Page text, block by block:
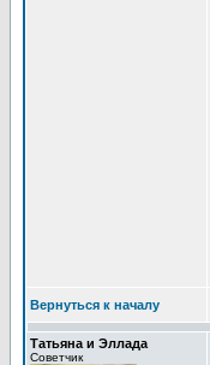
Вернуться к началу
Татьяна и Эллада
Советчик